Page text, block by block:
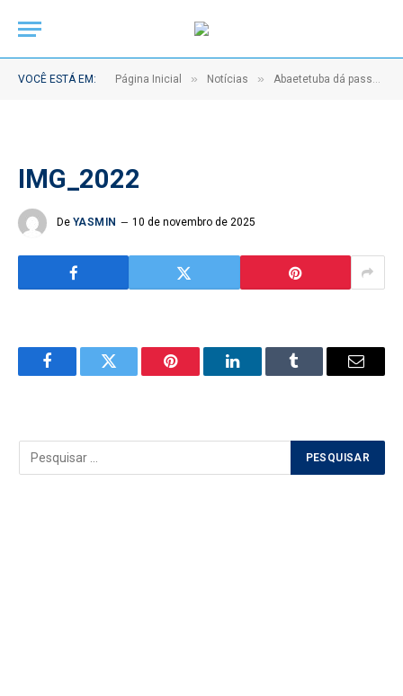
VOCÊ ESTÁ EM: Página Inicial » Notícias » Abaetetuba dá passo histórico rumo à transição energética com o projeto piloto USI+Solar
IMG_2022
De YASMIN 10 de novembro de 2025
FacebookTwitter Pinterest LinkedInTumblr Email